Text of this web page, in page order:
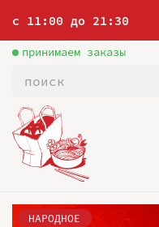
с 11:00 до 21:30
принимаем заказы
НАРОДНОЕ